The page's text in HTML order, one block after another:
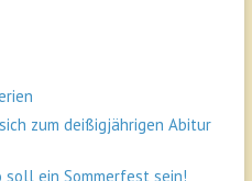
zum deißigjährigen Abitur
soll ein Sommerfest sein!